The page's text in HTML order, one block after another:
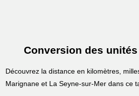
Conversion des
Découvrez la distance en kilomètres,
Marignane et La Seyne-sur-Mer dans ce